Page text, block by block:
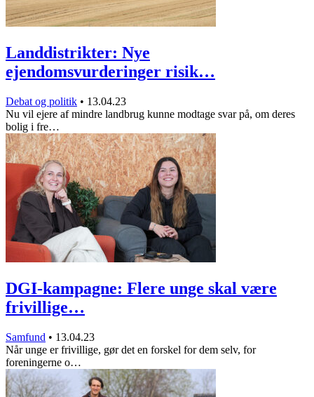
Landdistrikter: Nye
ejendomsvurderinger risik…
Debat og politik • 13.04.23
Nu vil ejere af mindre landbrug kunne modtage svar på, om deres
bolig i fre…
DGI-kampagne: Flere unge skal være
frivillige…
Samfund • 13.04.23
Når unge er frivillige, gør det en forskel for dem selv, for
foreningerne o…